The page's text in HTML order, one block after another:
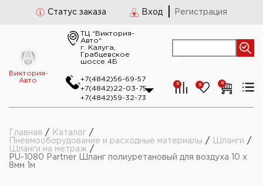
Статус заказа Вход Регистрация
Виктория-
Авто
ТЦ “Виктория-
Авто“
г. Калуга,
Грабцевское
шоссе 4Б
+7(4842)56-69-57
+7(4842)22-03-75
+7(4842)59-32-73
0 0 0
Главная / Каталог /
Пневмооборудование и расходные материалы / Шланги /
Шланги на метраж /
PU-1080 Partner Шланг полиуретановый для воздуха 10 x
8мм 1м